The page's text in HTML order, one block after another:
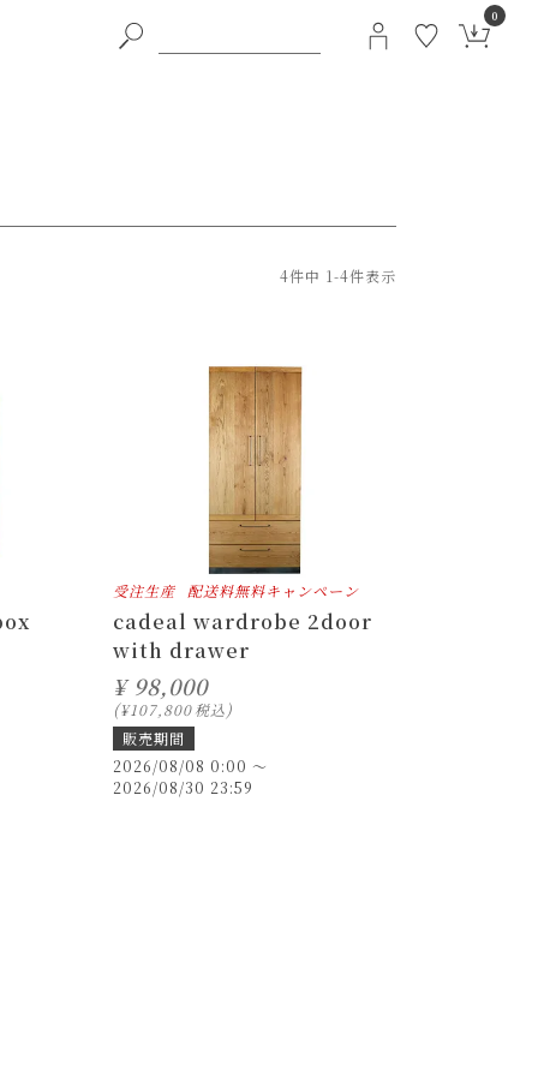
0
4件中 1-4件表示
受注生産 配送料無料キャンペーン
cadeal wardrobe 2door
with drawer
¥ 98,000
¥107,800税込
販売期間
2026/08/08 0:00 〜
2026/08/30 23:59